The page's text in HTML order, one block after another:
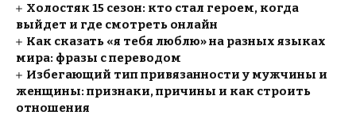
Холостяк 15 сезон: кто стал героем, когда
выйдет и где смотреть онлайн
Как сказать «я тебя люблю» на разных языках
мира: фразы с переводом
Избегающий тип привязанности у мужчины и
женщины: признаки, причины и как строить
отношения